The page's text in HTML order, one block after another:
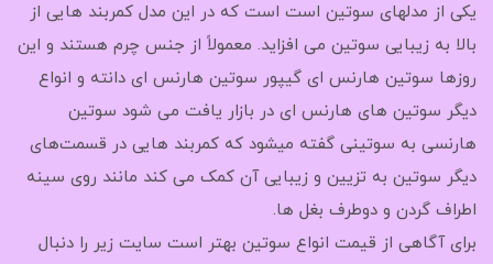
یکی از مدلهای سوتین است است که در این مدل کمربند هایی از
بالا به زیبایی سوتین می افزاید. معمولاً از جنس چرم هستند و این
روزها سوتین هارنس ای گیپور سوتین هارنس ای دانته و انواع
دیگر سوتین های هارنس ای در بازار یافت می شود سوتین
هارنسی به سوتینی گفته میشود که کمربند هایی در قسمت‌های
دیگر سوتین به تزیین و زیبایی آن کمک می کند مانند روی سینه
اطراف گردن و دوطرف بغل ها.
برای آگاهی از قیمت انواع سوتین بهتر است سایت زیر را دنبال